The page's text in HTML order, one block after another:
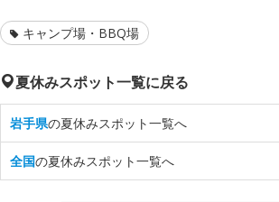
キャンプ場・BBQ場
夏休みスポット一覧に戻る
岩手県の夏休みスポット一覧へ
全国の夏休みスポット一覧へ